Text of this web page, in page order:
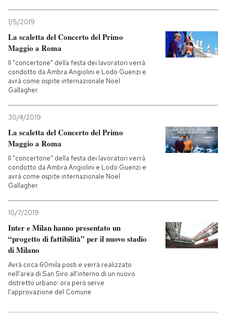
1/5/2019
La scaletta del Concerto del Primo
Maggio a Roma
Il "concertone" della festa dei lavoratori verrà
condotto da Ambra Angiolini e Lodo Guenzi e
avrà come ospite internazionale Noel
Gallagher
30/4/2019
La scaletta del Concerto del Primo
Maggio a Roma
Il "concertone" della festa dei lavoratori verrà
condotto da Ambra Angiolini e Lodo Guenzi e
avrà come ospite internazionale Noel
Gallagher
10/7/2019
Inter e Milan hanno presentato un
“progetto di fattibilità” per il nuovo stadio
di Milano
Avrà circa 60mila posti e verrà realizzato
nell'area di San Siro all'interno di un nuovo
distretto urbano: ora però serve
l'approvazione del Comune